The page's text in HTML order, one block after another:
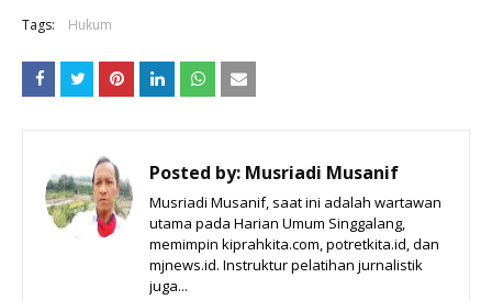
Tags: Hukum
Posted by: Musriadi Musanif
Musriadi Musanif, saat ini adalah wartawan
utama pada Harian Umum Singgalang,
memimpin kiprahkita.com, potretkita.id, dan
mjnews.id. Instruktur pelatihan jurnalistik
juga...